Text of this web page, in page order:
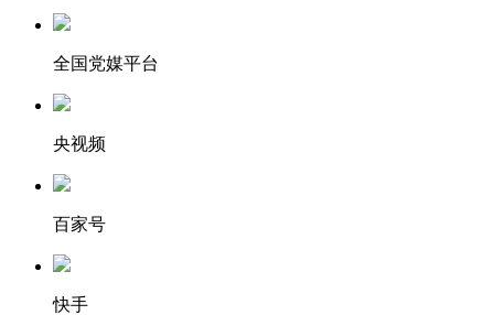
全国党媒平台
央视频
百家号
快手